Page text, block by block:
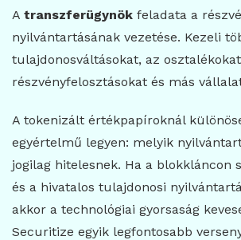
A transzferügynök feladata a
nyilvántartásának vezetése. Kezeli
tulajdonosváltásokat, az
részvényfelosztásokat és más
A tokenizált értékpapíroknál
egyértelmű legyen: melyik
jogilag hitelesnek. Ha a blokkláncon
és a hivatalos tulajdonosi
akkor a technológiai gyorsaság
Securitize egyik legfontosabb